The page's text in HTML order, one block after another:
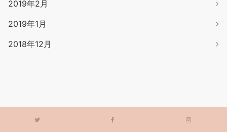
2019年2月
2019年1月
2018年12月